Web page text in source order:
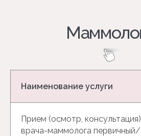
Наименование услуги
Прием (осмотр, консультация)
врача-маммолога первичный/